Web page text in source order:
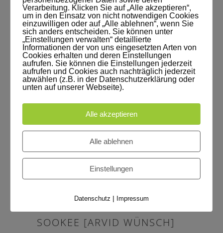
Post Tags:
Bigband Fotoproduktion
Hohlkehle
jörg singer
Leipzig Meerane
Mietstudio
Studio Leipzig
SWS Bigband white screen
SOOKEE [ARVID WÜNSCH]
Verarbeitung. Klicken Sie auf „Alle akzeptieren“,
um in den Einsatz von nicht notwendigen Cookies
einzuwilligen oder auf „Alle ablehnen“, wenn Sie
sich anders entscheiden. Sie können unter
„Einstellungen verwalten“ detaillierte
Informationen der von uns eingesetzten Arten von
Cookies erhalten und deren Einstellungen
aufrufen. Sie können die Einstellungen jederzeit
aufrufen und Cookies auch nachträglich jederzeit
abwählen (z.B. in der Datenschutzerklärung oder
unten auf unserer Webseite).
Alle akzeptieren
Alle ablehnen
Einstellungen
Datenschutz | Impressum